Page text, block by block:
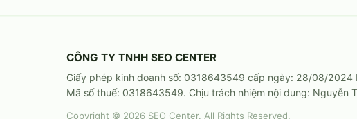
CÔNG TY TNHH SEO CENTER
Giấy phép kinh doanh số: 0318643549 cấp ngày: 28/08/2024
Mã số thuế: 0318643549. Chịu trách nhiệm nội dung: Nguyễn
Copyright © 2026 SEO Center. All Rights Reserved.